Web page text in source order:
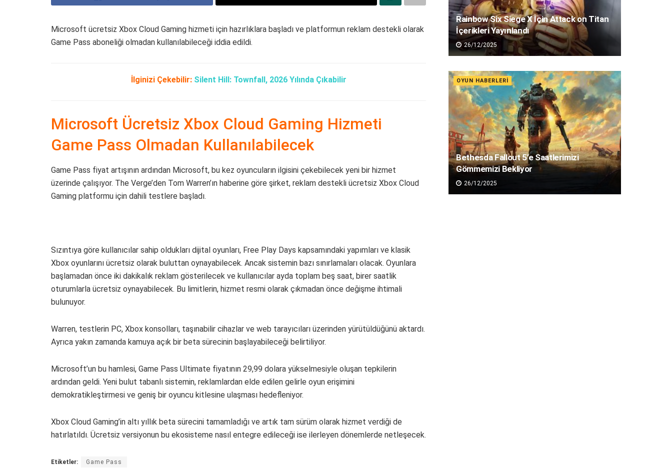
Microsoft ücretsiz Xbox Cloud Gaming hizmeti için hazırlıklara başladı ve platformun reklam destekli olarak
Game Pass aboneliği olmadan kullanılabileceği iddia edildi.
İlginizi Çekebilir: Silent Hill: Townfall, 2026 Yılında Çıkabilir
Microsoft Ücretsiz Xbox Cloud Gaming Hizmeti
Game Pass Olmadan Kullanılabilecek
Game Pass fiyat artışının ardından Microsoft, bu kez oyuncuların ilgisini çekebilecek yeni bir hizmet
üzerinde çalışıyor. The Verge’den Tom Warren’ın haberine göre şirket, reklam destekli ücretsiz Xbox Cloud
Gaming platformu için dahili testlere başladı.
Sızıntıya göre kullanıcılar sahip oldukları dijital oyunları, Free Play Days kapsamındaki yapımları ve klasik
Xbox oyunlarını ücretsiz olarak buluttan oynayabilecek. Ancak sistemin bazı sınırlamaları olacak. Oyunlara
başlamadan önce iki dakikalık reklam gösterilecek ve kullanıcılar ayda toplam beş saat, birer saatlik
oturumlarla ücretsiz oynayabilecek. Bu limitlerin, hizmet resmi olarak çıkmadan önce değişme ihtimali
bulunuyor.
Warren, testlerin PC, Xbox konsolları, taşınabilir cihazlar ve web tarayıcıları üzerinden yürütüldüğünü aktardı.
Ayrıca yakın zamanda kamuya açık bir beta sürecinin başlayabileceği belirtiliyor.
Microsoft’un bu hamlesi, Game Pass Ultimate fiyatının 29,99 dolara yükselmesiyle oluşan tepkilerin
ardından geldi. Yeni bulut tabanlı sistemin, reklamlardan elde edilen gelirle oyun erişimini
demokratikleştirmesi ve geniş bir oyuncu kitlesine ulaşması hedefleniyor.
Xbox Cloud Gaming’in altı yıllık beta sürecini tamamladığı ve artık tam sürüm olarak hizmet verdiği de
hatırlatıldı. Ücretsiz versiyonun bu ekosisteme nasıl entegre edileceği ise ilerleyen dönemlerde netleşecek.
Etiketler: Game Pass
Rainbow Six Siege X İçin Attack on Titan
İçerikleri Yayınlandı
26/12/2025
OYUN HABERLERI
Bethesda Fallout 5’e Saatlerimizi
Gömmemizi Bekliyor
26/12/2025